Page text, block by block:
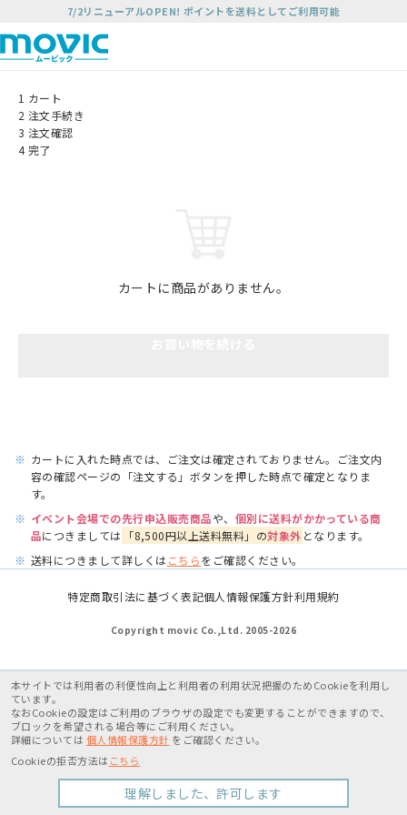
7/2リニューアルOPEN! ポイントを送料としてご利用可能
1 カート
2 注文手続き
3 注文確認
4 完了
カートに商品がありません。
※ カートに入れた時点では、ご注文は確定されておりません。ご注文内
容の確認ページの「注文する」ボタンを押した時点で確定となりま
す。
※ イベント会場での先行申込販売商品や、 個別に送料がかかっている商
品につきましては 「8,500円以上送料無料」の対象外 となります。
※ 送料につきまして詳しくはこちらをご確認ください。
特定商取引法に基づく表記個人情報保護方針利用規約
Copyright movic Co.,Ltd. 2005-2026
本サイトでは利用者の利便性向上と利用者の利用状況把握のためCookieを利用し
ています。
なおCookieの設定はご利用のブラウザの設定でも変更することができますので、
ブロックを希望される場合等にご利用ください。
詳細については 個人情報保護方針 をご確認ください。
Cookieの拒否方法は こちら
理解しました、許可します